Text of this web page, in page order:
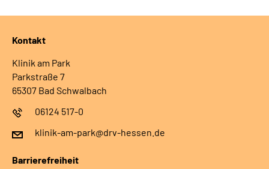
Kontakt
Klinik am Park
Parkstraße 7
65307 Bad Schwalbach
06124 517-0
klinik-am-park@drv-hessen.de
Barrierefreiheit